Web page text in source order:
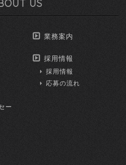
US
ー
業務案内
採用情報
採用情報
応募の流れ